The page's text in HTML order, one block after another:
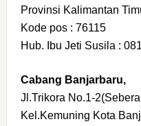
Provinsi Kalimantan
Kode pos : 76115
Hub. Ibu Jeti Susila :
Cabang Banjarbaru,
Jl.Trikora No.1-
Kel.Kemuning Kota